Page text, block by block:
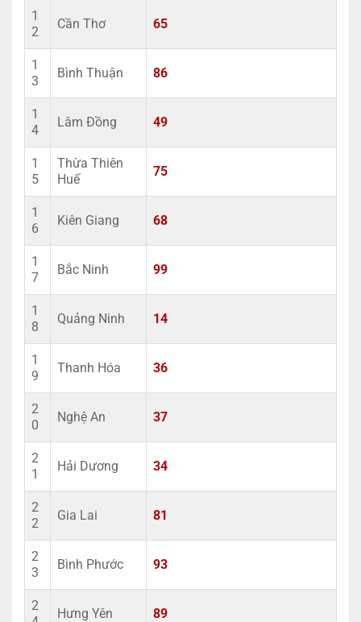
1
2
Cần Thơ 65
1
3
Bình Thuận 86
1
4
Lâm Đồng 49
1
5
Thừa Thiên
Huế
75
1
6
Kiên Giang 68
1
7
Bắc Ninh 99
1
8
Quảng Ninh 14
1
9
Thanh Hóa 36
2
0
Nghệ An 37
2
1
Hải Dương 34
2
2
Gia Lai 81
2
3
Bình Phước 93
2
Hưng Yên 89